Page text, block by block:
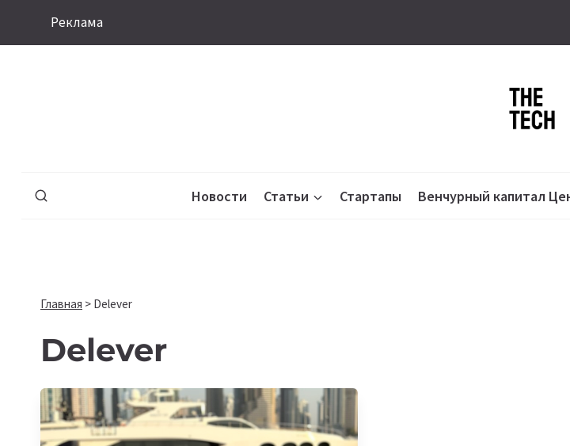
Реклама
Новости Статьи Стартапы Венчурный капитал
Главная > Delever
Delever